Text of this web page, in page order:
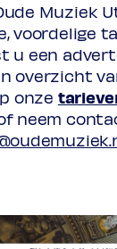
Muziek
voordelige
u een
overzicht
onze
neem